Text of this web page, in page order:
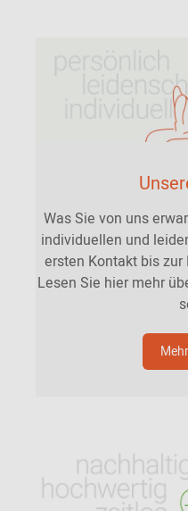
Was Sie von uns
individuellen und
ersten Kontakt bis
Lesen Sie hier mehr